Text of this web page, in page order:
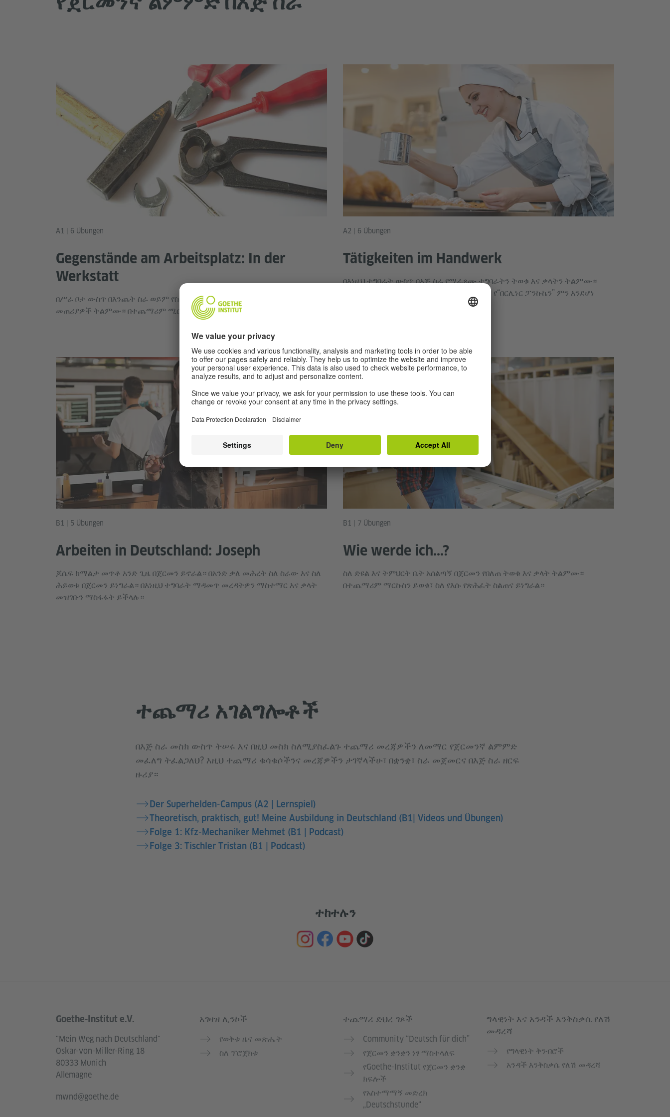
A1 | 6 Übungen
Gegenstände am Arbeitsplatz: In der
Werkstatt
በሥራ ቦታ ውስጥ በእንጨት ስራ ወይም የስራ ክፍል ውስጥ ያሉ አስፈላጊ ዕቃዎችን
መጠሪያዎች ትልምሙ። በተጨማሪም ሚርኮን፣ የቫዮሊን አምራችን ትወቁ።
A2 | 6 Übungen
Tätigkeiten im Handwerk
በእነዚህ ተግባራት ውስጥ በእጅ ስራ የሚፈጸሙ ተግባራትን ትወቁ እና ቃላትን ትልምሙ።
በተጨማሪም ስለ ባክር/ባክራ ሥራ በዝሒ ትረዱ እና የ“በርሊነር ፓንኩኬን” ምን እንደሆነ
B1 | 5 Übungen
Arbeiten in Deutschland: Joseph
ጆሴፍ ከማልታ መጥቶ አንድ ጊዜ በጀርመን ይኖራል። በአንድ ቃለ መሕረት ስለ ስራው እና ስለ
ሕይወቱ በጀርመን ይነግራል። በእነዚህ ተግባራት ማዳመጥ መረዳትዎን ማስተማር እና ቃላት
መዝገቡን ማስፋፋት ይችላሉ።
B1 | 7 Übungen
Wie werde ich...?
ስለ ድዩል እና ትምህርት ቤት አሰልጣኝ በጀርመን የበለጠ ትወቁ እና ቃላት ትልምሙ።
በተጨማሪም ማርኩስን ይወቁ፣ ስለ የእሱ የጽሕፈት ስልጠና ይነግራል።
ተጨማሪ አገልግሎቶች
በእጅ ስራ መስክ ውስጥ ትሠሩ እና በዚህ መስክ ስለሚያስፈልጉ ተጨማሪ መረጃዎችን ለመማር የጀርመንኛ ልምምድ
መፈለግ ትፈልጋለህ? እዚህ ተጨማሪ ቁሳቁሶችንና መረጃዎችን ታገኛላችሁ፣ በቋንቋ፣ ስራ መጀመርና በእጅ ስራ ዘርፍ
ዙሪያ።
Der Superhelden-Campus (A2 | Lernspiel)
Theoretisch, praktisch, gut! Meine Ausbildung in Deutschland (B1| Videos und Übungen)
Folge 1: Kfz-Mechaniker Mehmet (B1 | Podcast)
Folge 3: Tischler Tristan (B1 | Podcast)
ተከተሉን
Service- und Informationsbereich
Goethe-Institut e.V.
"Mein Weg nach Deutschland"
Oskar-von-Miller-Ring 18
80333 Munich
Allemagne
mwnd@goethe.de
አገዛዝ ሊንኮች
የወቅቱ ዜና መጽሔት
ስለ ፕሮጀክቱ
ተጨማሪ ድህረ ገጾች
Community “Deutsch für dich”
የጀርመን ቋንቋን ነፃ ማስተላለፍ
የGoethe-Institut የጀርመን ቋንቋ
ክፍሎች
የአስተማማኝ መድረክ
„Deutschstunde“
ግላዊነት እና አንዳች እንቅስቃሴ የለሽ
መዳረሻ
የግላዊነት ቅንብሮች
አንዳች እንቅስቃሴ የለሽ መዳረሻ